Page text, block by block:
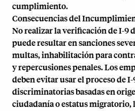
cumplimiento.
Consecuencias del
No realizar la verificación de I-9
puede resultar en sanciones
multas, inhabilitación para
y repercusiones penales. Los
deben evitar usar el proceso de
discriminatorias basadas en
ciudadanía o estatus